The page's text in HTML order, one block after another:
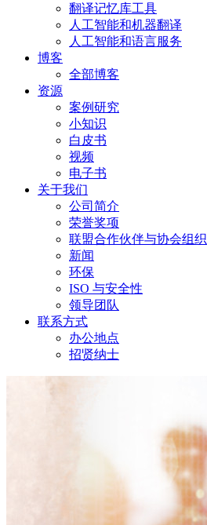
翻译记忆库工具
人工智能和机器翻译
人工智能和语言服务
博客
全部博客
资源
案例研究
小知识
白皮书
视频
电子书
关于我们
公司简介
荣誉奖项
联盟合作伙伴与协会组织
新闻
环保
ISO 与安全性
领导团队
联系方式
办公地点
招贤纳士